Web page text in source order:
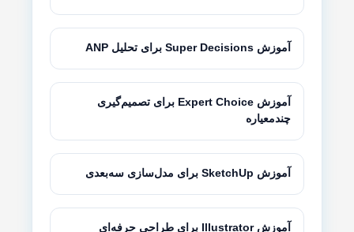
آموزش Super Decisions برای تحلیل ANP
آموزش Expert Choice برای تصمیم‌گیری
چندمعیاره
آموزش SketchUp برای مدل‌سازی سه‌بعدی
آموزش Illustrator برای طراحی حرفه‌ای